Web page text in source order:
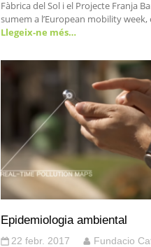
Fàbrica del Sol i el Projecte Franja
sumem a l’European mobility week,
Llegeix-ne més…
Epidemiologia ambiental
22 febr. 2017
Fundacio